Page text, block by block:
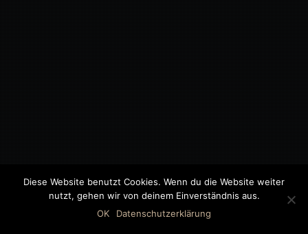
©2018 MWB – MOTORWAGEN BERNAU GMBH
Diese Website benutzt Cookies. Wenn du die Website weiter
nutzt, gehen wir von deinem Einverständnis aus.
OK
Datenschutzerklärung